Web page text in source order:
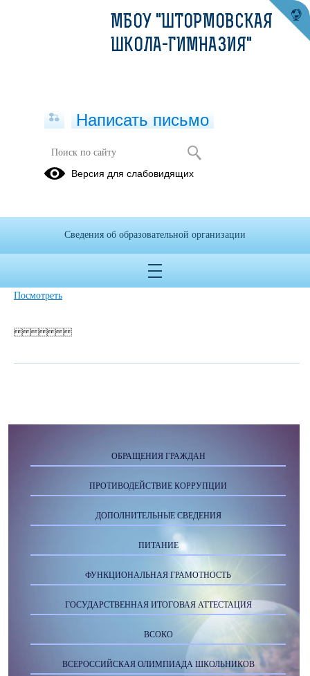
Приказ об утверждении
экстремистских настроений
Посмотреть
ОБРАЩЕНИЯ ГРАЖДАН
ПРОТИВОДЕЙСТВИЕ КОРРУПЦИИ
ДОПОЛНИТЕЛЬНЫЕ СВЕДЕНИЯ
ПИТАНИЕ
ФУНКЦИОНАЛЬНАЯ ГРАМОТНОСТЬ
ГОСУДАРСТВЕННАЯ ИТОГОВАЯ АТТЕСТАЦИЯ
ВСОКО
ВСЕРОССИЙСКАЯ ОЛИМПИАДА ШКОЛЬНИКОВ
МБОУ "ШТОРМОВСКАЯ
ШКОЛА-ГИМНАЗИЯ"
Написать письмо
Версия для слабовидящих
Сведения об образовательной организации